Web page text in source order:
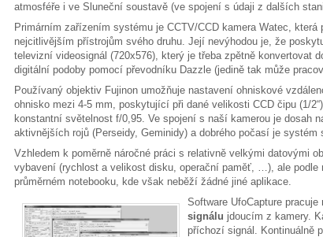
atmosféře i ve Sluneční soustavě (ve spojení s údaji z dalších
Primárním zařízením systému je CCTV/CCD kamera Watec, která
nejcitlivějším přístrojům svého druhu. Její nevýhodou je, že
televizní videosignál (720x576), který je třeba zpětně konvertovat
digitální podoby pomocí převodníku Dazzle (jedině tak může
Používaný objektiv Fujinon umožňuje nastavení ohniskové
ohnisko mezi 4-5 mm, poskytující při dané velikosti CCD čipu (1/
konstantní světelnost f/0,95. Ve spojení s naší kamerou je dosah
aktivnějších rojů (Perseidy, Geminidy) a dobrého počasí je
Vzhledem k poměrně náročné práci s relativně velkými datovými
vybavení (rychlost a velikost disku, operační paměť, …), ale podle
průměrném notebooku, kde však neběží žádné jiné aplikace.
Software UfoCapture pracuje
signálu jdoucím z kamery.
příchozí signál. Kontinuálně